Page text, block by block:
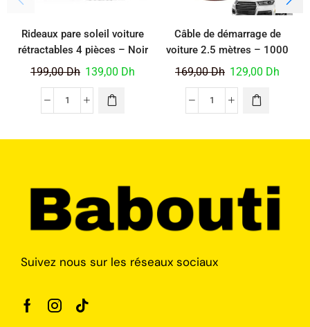
Rideaux pare soleil voiture
rétractables 4 pièces – Noir
199,00Dh 139,00 Dh
Câble de démarrage de
voiture 2.5 mètres – 1000
AMP
169,00Dh 129,00 Dh
Suivez nous sur les réseaux sociaux